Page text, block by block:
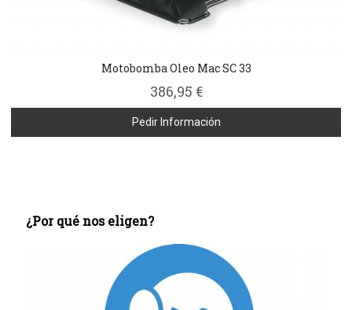
¿Por qué nos eligen?
Motobomba Oleo Mac SC 33
386,95 €
Pedir Información